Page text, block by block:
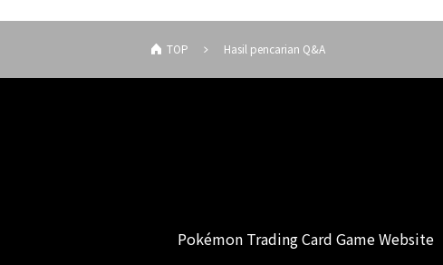
TOP Hasil pencarian Q&A
Pokémon Trading Card Game Website